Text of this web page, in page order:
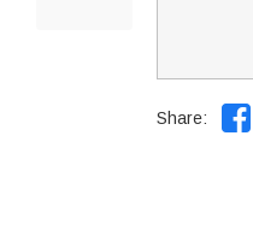
Share: 